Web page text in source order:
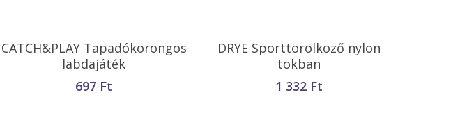
Opciók Választása
CATCH&PLAY Tapadókorongos
labdajáték
697 Ft
Opciók Választása
DRYE Sporttörölköző nylon
tokban
1 332 Ft